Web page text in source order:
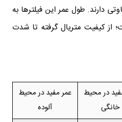
دارند. طول عمر این فیلترها به
از کیفیت متریال گرفته تا شدت
در محیط
خانگی
عمر مفید در محیط
آلوده